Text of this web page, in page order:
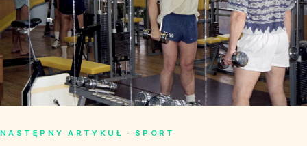
NASTĘPNY ARTYKUŁ · SPORT